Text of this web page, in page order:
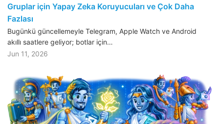
Gruplar için Yapay Zeka Koruyucuları ve Çok Daha
Fazlası
Bugünkü güncellemeyle Telegram, Apple Watch ve Android
akıllı saatlere geliyor; botlar için…
Jun 11, 2026